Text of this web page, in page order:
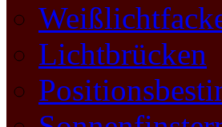
Lichtbrücken